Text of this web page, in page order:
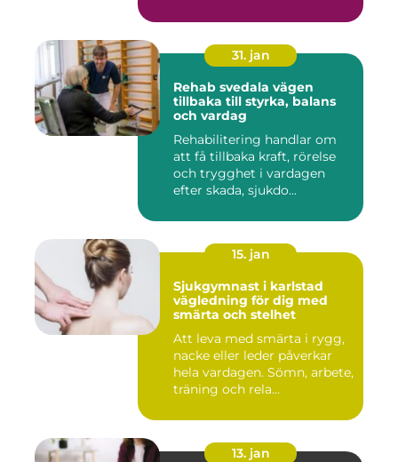
31. jan
Rehab svedala vägen
tillbaka till styrka, balans
och vardag
Rehabilitering handlar om
att få tillbaka kraft, rörelse
och trygghet i vardagen
efter skada, sjukdo...
15. jan
Sjukgymnast i karlstad
vägledning för dig med
smärta och stelhet
Att leva med smärta i rygg,
nacke eller leder påverkar
hela vardagen. Sömn, arbete,
träning och rela...
13. jan